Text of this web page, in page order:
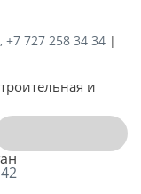
+7 727 258 34 34 |
и